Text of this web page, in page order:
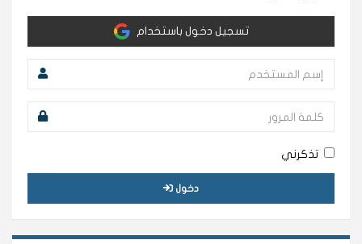
تسجيل دخول باستخدام
تذكرني
دخول